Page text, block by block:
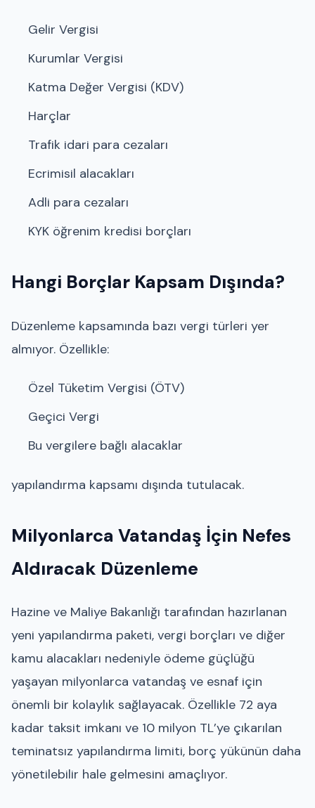
Gelir Vergisi
Kurumlar Vergisi
Katma Değer Vergisi (KDV)
Harçlar
Trafik idari para cezaları
Ecrimisil alacakları
Adli para cezaları
KYK öğrenim kredisi borçları
Hangi Borçlar Kapsam Dışında?
Düzenleme kapsamında bazı vergi türleri yer
almıyor. Özellikle:
Özel Tüketim Vergisi (ÖTV)
Geçici Vergi
Bu vergilere bağlı alacaklar
yapılandırma kapsamı dışında tutulacak.
Milyonlarca Vatandaş İçin Nefes
Aldıracak Düzenleme
Hazine ve Maliye Bakanlığı tarafından hazırlanan
yeni yapılandırma paketi, vergi borçları ve diğer
kamu alacakları nedeniyle ödeme güçlüğü
yaşayan milyonlarca vatandaş ve esnaf için
önemli bir kolaylık sağlayacak. Özellikle 72 aya
kadar taksit imkanı ve 10 milyon TL’ye çıkarılan
teminatsız yapılandırma limiti, borç yükünün daha
yönetilebilir hale gelmesini amaçlıyor.